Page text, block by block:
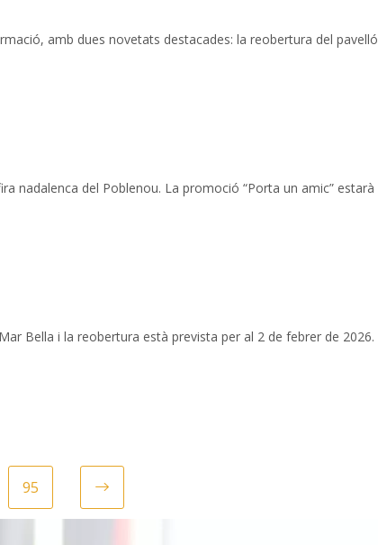
amb dues novetats destacades: la reobertura del pavelló
nadalenca del Poblenou. La promoció “Porta un amic” estarà
Bella i la reobertura està prevista per al 2 de febrer de 2026.
95